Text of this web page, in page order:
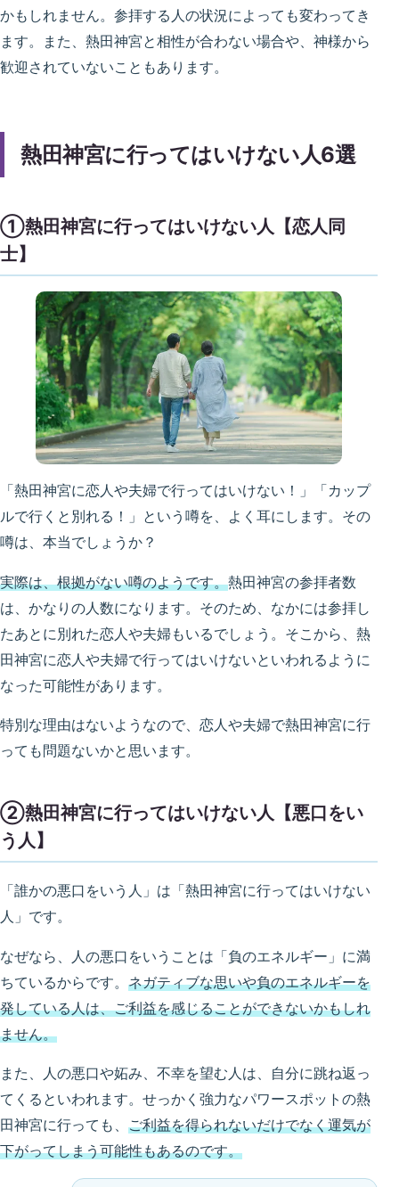
かもしれません。参拝する人の状況によっても変わってき
ます。また、熱田神宮と相性が合わない場合や、神様から
歓迎されていないこともあります。
熱田神宮に行ってはいけない人6選
①熱田神宮に行ってはいけない人【恋人同
士】
「熱田神宮に恋人や夫婦で行ってはいけない！」「カップ
ルで行くと別れる！」という噂を、よく耳にします。その
噂は、本当でしょうか？
実際は、根拠がない噂のようです。熱田神宮の参拝者数
は、かなりの人数になります。そのため、なかには参拝し
たあとに別れた恋人や夫婦もいるでしょう。そこから、熱
田神宮に恋人や夫婦で行ってはいけないといわれるように
なった可能性があります。
特別な理由はないようなので、恋人や夫婦で熱田神宮に行
っても問題ないかと思います。
②熱田神宮に行ってはいけない人【悪口をい
う人】
「誰かの悪口をいう人」は「熱田神宮に行ってはいけない
人」です。
なぜなら、人の悪口をいうことは「負のエネルギー」に満
ちているからです。 ネガティブな思いや負のエネルギーを
発している人は、ご利益を感じることができないかもしれ
ません。
また、人の悪口や妬み、不幸を望む人は、自分に跳ね返っ
てくるといわれます。せっかく強力なパワースポットの熱
田神宮に行っても、 ご利益を得られないだけでなく運気が
下がってしまう可能性もあるのです。